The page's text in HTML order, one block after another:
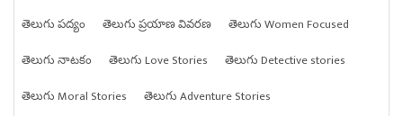
తెలుగు పద్యం
తెలుగు ప్రయాణ వివరణ
తెలుగు Women Focused
తెలుగు నాటకం
తెలుగు Love Stories
తెలుగు Detective stories
తెలుగు Moral Stories
తెలుగు Adventure Stories